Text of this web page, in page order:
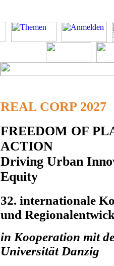
REAL CORP 2027
FREEDOM OF
ACTION
Driving Urban
Equity
32. internationale
und
in Kooperation mit
Universität Danzig